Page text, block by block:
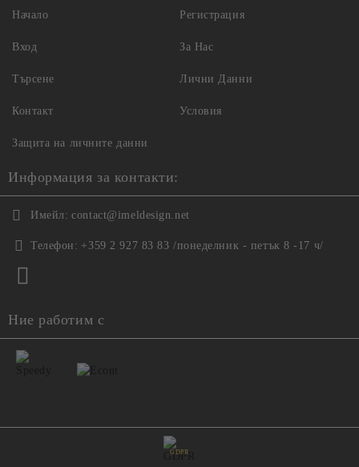
Начало
Вход
Търсене
Контакт
Регистрация
За Нас
Лични Данни
Условия
Защита на личните данни
Информация за контакти:
Имейл: contact@imeldesign.net
Телефон: +359 2 927 83 83 /понеделник - петък 8 -17 ч/
Ние работим с
GDPR